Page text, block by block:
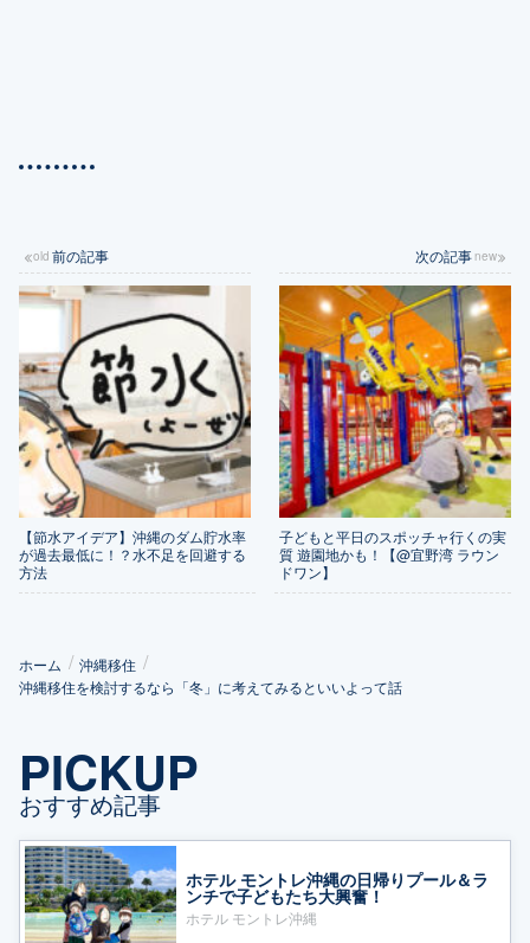
前の記事
【節水アイデア】沖縄のダム貯水率
が過去最低に！？水不足を回避する
方法
次の記事
子どもと平日のスポッチャ行くの実
質 遊園地かも！【@宜野湾 ラウン
ドワン】
ホーム
沖縄移住
沖縄移住を検討するなら「冬」に考えてみるといいよって話
PICKUP
おすすめ記事
ホテル モントレ沖縄の日帰りプール＆ラ
ンチで子どもたち大興奮！
ホテル モントレ沖縄